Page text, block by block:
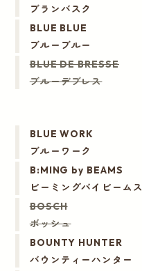
ブランバスク
BLUE BLUE
ブルーブルー
BLUE DE BRESSE
ブルーデブレス
BLUE WORK
ブルーワーク
B:MING by BEAMS
ビーミングバイビームス
BOSCH
ボッシュ
BOUNTY HUNTER
バウンティーハンター